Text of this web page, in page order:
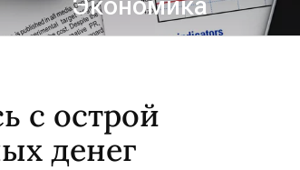
с острой
денег